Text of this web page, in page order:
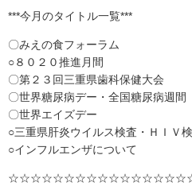
***今月のタイトル一覧***
〇みえの食フォーラム
○８０２０推進月間
〇第２３回三重県歯科保健大会
〇世界糖尿病デー・全国糖尿病週間
〇世界エイズデー
○三重県肝炎ウイルス検査・ＨＩＶ
○インフルエンザについて